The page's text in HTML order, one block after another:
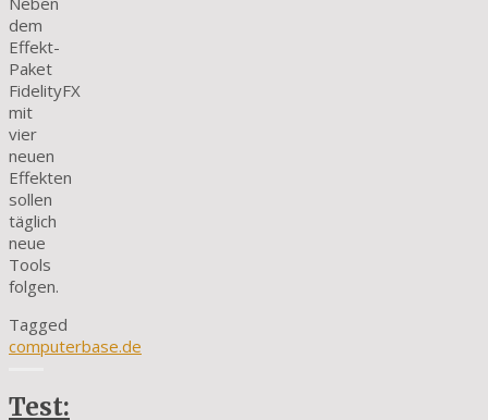
dem
Effekt-
Paket
FidelityFX
mit
vier
neuen
Effekten
sollen
täglich
neue
Tools
folgen.
Tagged
computerbase.de
Test: